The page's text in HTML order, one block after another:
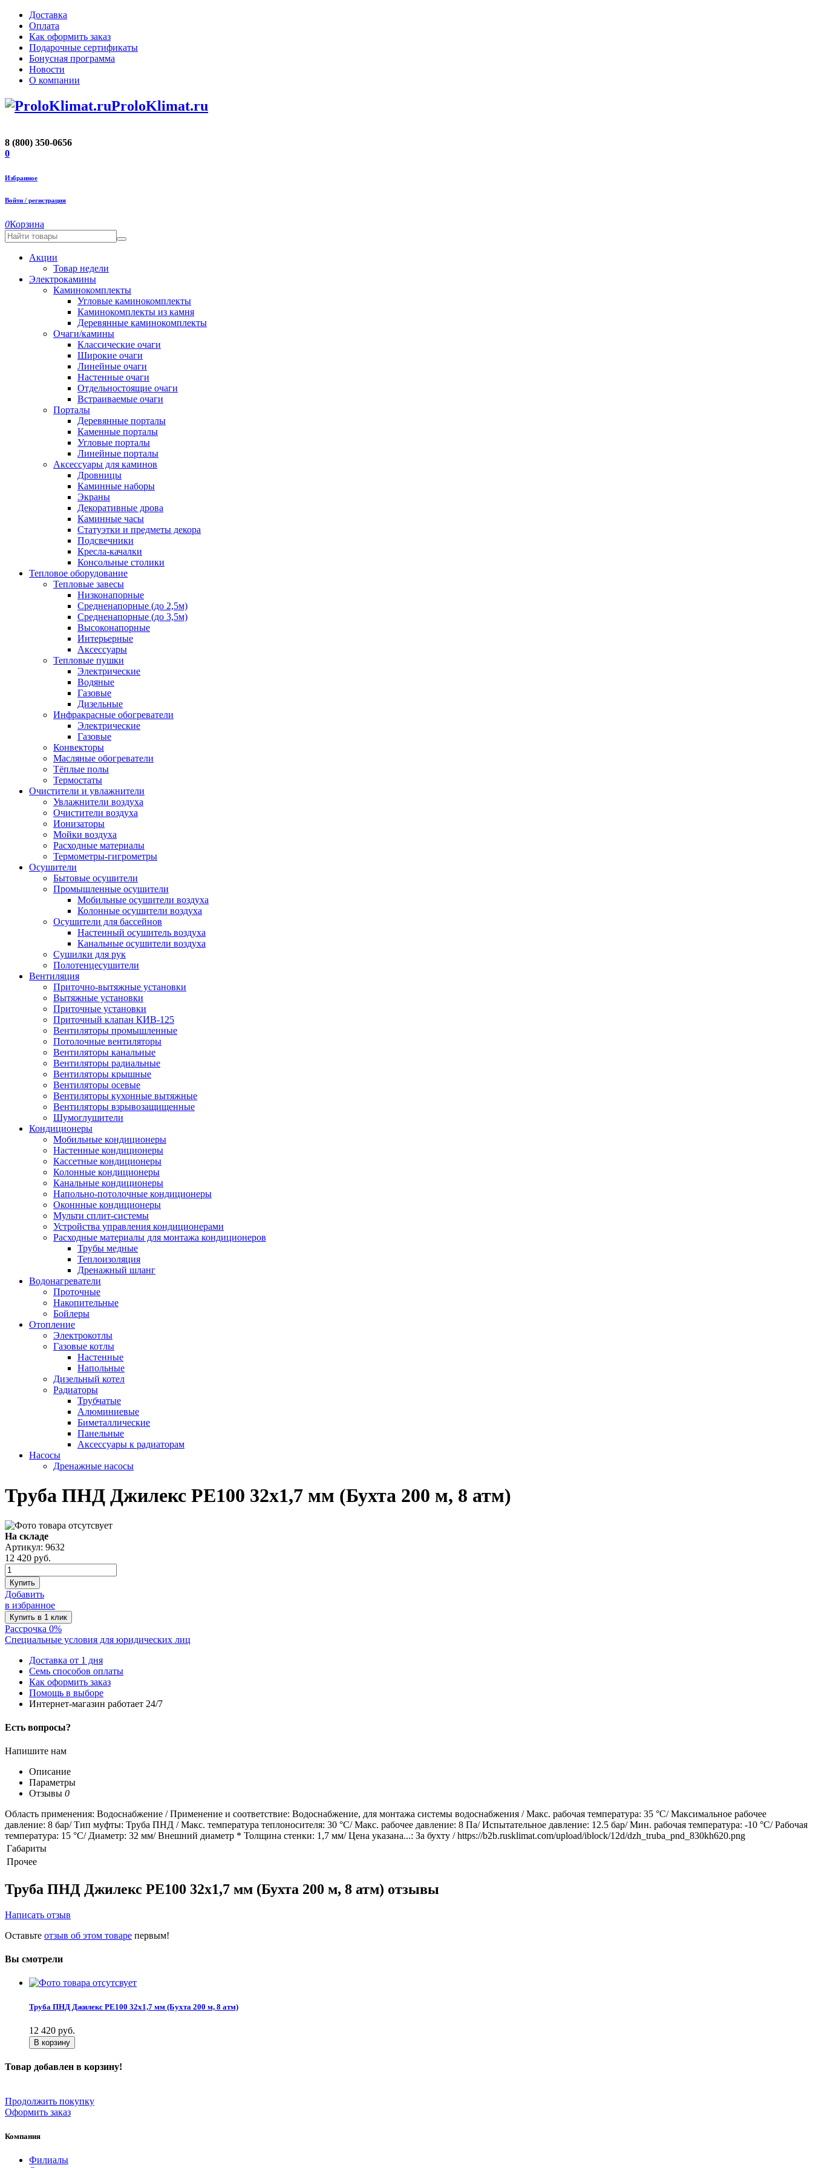
Доставка
Оплата
Как оформить заказ
Подарочные сертификаты
Бонусная программа
Новости
О компании
ProloKlimat.ru
8 (800) 350-0656
0
Избранное
Войти / регистрация
0Корзина
Акции
Товар недели
Электрокамины
Каминокомплекты
Угловые каминокомплекты
Каминокомплекты из камня
Деревянные каминокомплекты
Очаги/камины
Классические очаги
Широкие очаги
Линейные очаги
Настенные очаги
Отдельностоящие очаги
Встраиваемые очаги
Порталы
Деревянные порталы
Каменные порталы
Угловые порталы
Линейные порталы
Аксессуары для каминов
Дровницы
Каминные наборы
Экраны
Декоративные дрова
Каминные часы
Статуэтки и предметы декора
Подсвечники
Кресла-качалки
Консольные столики
Тепловое оборудование
Тепловые завесы
Низконапорные
Средненапорные (до 2,5м)
Средненапорные (до 3,5м)
Высоконапорные
Интерьерные
Аксессуары
Тепловые пушки
Электрические
Водяные
Газовые
Дизельные
Инфракрасные обогреватели
Электрические
Газовые
Конвекторы
Масляные обогреватели
Тёплые полы
Термостаты
Очистители и увлажнители
Увлажнители воздуха
Очистители воздуха
Ионизаторы
Мойки воздуха
Расходные материалы
Термометры-гигрометры
Осушители
Бытовые осушители
Промышленные осушители
Мобильные осушители воздуха
Колонные осушители воздуха
Осушители для бассейнов
Настенный осушитель воздуха
Канальные осушители воздуха
Сушилки для рук
Полотенцесушители
Вентиляция
Приточно-вытяжные установки
Вытяжные установки
Приточные установки
Приточный клапан КИВ-125
Вентиляторы промышленные
Потолочные вентиляторы
Вентиляторы канальные
Вентиляторы радиальные
Вентиляторы крышные
Вентиляторы осевые
Вентиляторы кухонные вытяжные
Вентиляторы взрывозащищенные
Шумоглушители
Кондиционеры
Мобильные кондиционеры
Настенные кондиционеры
Кассетные кондиционеры
Колонные кондиционеры
Канальные кондиционеры
Напольно-потолочные кондиционеры
Оконнные кондиционеры
Мульти сплит-системы
Устройства управления кондиционерами
Расходные материалы для монтажа кондиционеров
Трубы медные
Теплоизоляция
Дренажный шланг
Водонагреватели
Проточные
Накопительные
Бойлеры
Отопление
Электрокотлы
Газовые котлы
Настенные
Напольные
Дизельный котел
Радиаторы
Трубчатые
Алюминиевые
Биметаллические
Панельные
Аксессуары к радиаторам
Насосы
Дренажные насосы
Труба ПНД Джилекс PE100 32х1,7 мм (Бухта 200 м, 8 атм)
На складе
Артикул: 9632
12 420 руб.
Купить
Добавить
в избранное
Рассрочка 0%
Специальные условия для юридических лиц
Доставка от 1 дня
Семь способов оплаты
Как оформить заказ
Помощь в выборе
Интернет-магазин работает 24/7
Есть вопросы?
Напишите нам
Описание
Параметры
Отзывы 0
Область применения: Водоснабжение / Применение и соответствие: Водоснабжение, для монтажа системы водоснабжения / Макс. рабочая температура: 35 °С/ Максимальное рабочее
давление: 8 бар/ Тип муфты: Труба ПНД / Макс. температура теплоносителя: 30 °С/ Макс. рабочее давление: 8 Па/ Испытательное давление: 12.5 бар/ Мин. рабочая температура: -10 °С/ Рабочая
температура: 15 °С/ Диаметр: 32 мм/ Внешний диаметр * Толщина стенки: 1,7 мм/ Цена указана...: За бухту / https://b2b.rusklimat.com/upload/iblock/12d/dzh_truba_pnd_830kh620.png
Габариты
Прочее
Труба ПНД Джилекс PE100 32х1,7 мм (Бухта 200 м, 8 атм) отзывы
Написать отзыв
Оставьте отзыв об этом товаре первым!
Вы смотрели
Труба ПНД Джилекс PE100 32х1,7 мм (Бухта 200 м, 8 атм)
12 420 руб.
В корзину
Товар добавлен в корзину!
Продолжить покупку
Оформить заказ
Компания
Филиалы